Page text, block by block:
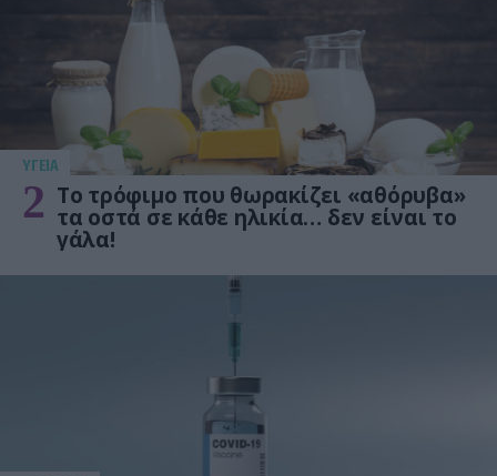
ΥΓΕΙΑ
2 Το τρόφιμο που θωρακίζει «αθόρυβα»
τα οστά σε κάθε ηλικία… δεν είναι το
γάλα!